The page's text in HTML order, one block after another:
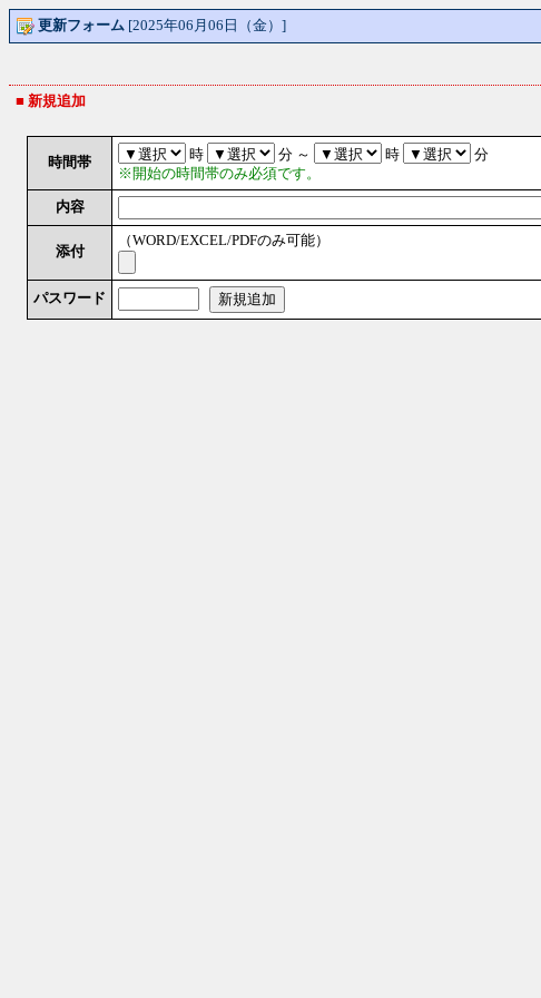
更新フォーム [2025年06月06日（金）]
■ 新規追加
時間帯 時 分 ～ 時
分
※開始の時間帯のみ必須です。
内容
添付
（WORD/EXCEL/PDFのみ可能）
パスワード